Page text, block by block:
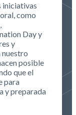
iniciativas
como
Day y
y
nuestro
posible
que el
para
y preparada